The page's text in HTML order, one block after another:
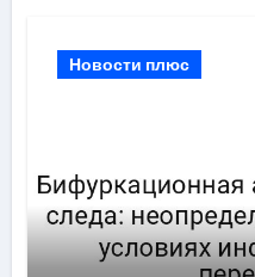
Новости плюс